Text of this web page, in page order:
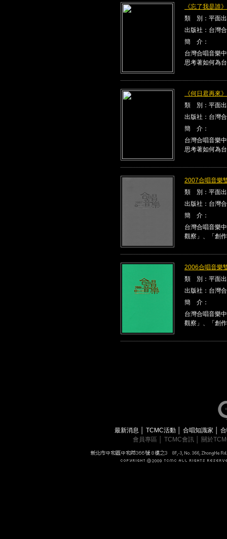
《忘了我是誰
類 別：平面
出版社：台灣
簡 介：
台灣合唱音樂
思考著如何為
《何日君再來
類 別：平面
出版社：台灣
簡 介：
台灣合唱音樂
思考著如何為
2007合唱音樂
類 別：平面
出版社：台灣
簡 介：
台灣合唱音樂
觀察」、「創
2006合唱音樂
類 別：平面
出版社：台灣
簡 介：
台灣合唱音樂
觀察」、「創
最新消息 TCMC活動 合唱知識家
會員專區
TCMC會訊 關於